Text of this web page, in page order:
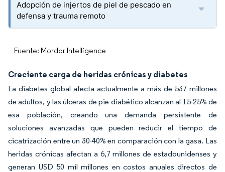
Adopción de injertos de piel de pescado en
defensa y trauma remoto
Fuente: Mordor Intelligence
Creciente carga de heridas crónicas y diabetes
La diabetes global afecta actualmente a más de 537 millones
de adultos, y las úlceras de pie diabético alcanzan al 15-25% de
esa población, creando una demanda persistente de
soluciones avanzadas que pueden reducir el tiempo de
cicatrización entre un 30-40% en comparación con la gasa. Las
heridas crónicas afectan a 6,7 millones de estadounidenses y
generan USD 50 mil millones en costos anuales directos de